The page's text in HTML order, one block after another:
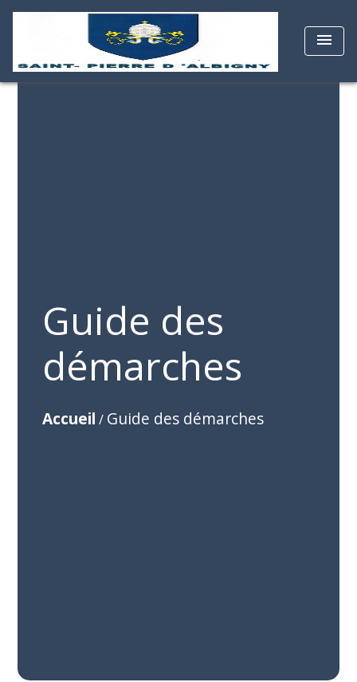
menu
Guide des
démarches
Accueil / Guide des démarches